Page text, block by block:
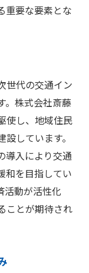
重要な要素とな
世代の交通イン
。株式会社斎藤
使し、地域住民
しています。
導入により交通
和を目指してい
活動が活性化
ことが期待され